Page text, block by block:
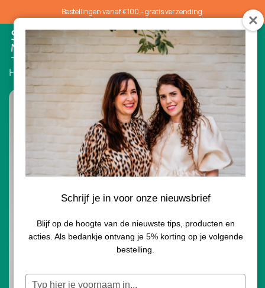
Bestellingen vanaf €100,- gratis verzending.
0
Home/ Concealers / Pure Match Liquid Concealer
Schrijf je in voor onze nieuwsbrief
Blijf op de hoogte van de nieuwste tips, producten en
acties. Als bedankje ontvang je 5% korting op je volgende
bestelling.
Typ